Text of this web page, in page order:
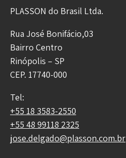
PLASSON do Brasil Ltda.
Rua José Bonifácio,03
Bairro Centro
Rinópolis – SP
CEP. 17740-000
Tel:
+55 18 3583-2550
+55 48 99118 2325
jose.delgado@plasson.com.br